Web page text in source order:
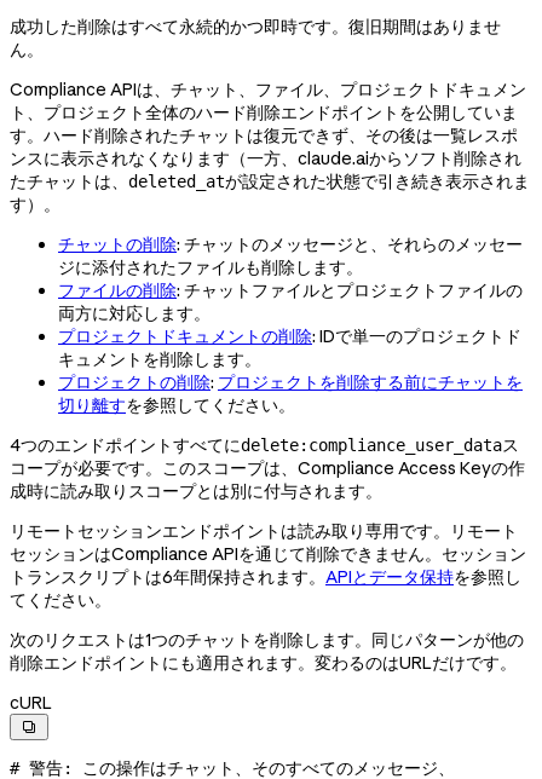
成功した削除はすべて永続的かつ即時です。復旧期間はありませ
ん。
Compliance APIは、チャット、ファイル、プロジェクトドキュメン
ト、プロジェクト全体のハード削除エンドポイントを公開していま
す。ハード削除されたチャットは復元できず、その後は一覧レスポ
ンスに表示されなくなります（一方、claude.aiからソフト削除され
たチャットは、 deleted_atが設定された状態で引き続き表示されま
す）。
チャットの削除: チャットのメッセージと、それらのメッセー
ジに添付されたファイルも削除します。
ファイルの削除: チャットファイルとプロジェクトファイルの
両方に対応します。
プロジェクトドキュメントの削除: IDで単一のプロジェクトド
キュメントを削除します。
プロジェクトの削除: プロジェクトを削除する前にチャットを
切り離すを参照してください。
4つのエンドポイントすべてにdelete:compliance_user_dataス
コープが必要です。このスコープは、Compliance Access Keyの作
成時に読み取りスコープとは別に付与されます。
リモートセッションエンドポイントは読み取り専用です。リモート
セッションはCompliance APIを通じて削除できません。セッション
トランスクリプトは6年間保持されます。 APIとデータ保持を参照し
てください。
次のリクエストは1つのチャットを削除します。同じパターンが他の
削除エンドポイントにも適用されます。変わるのはURLだけです。
cURL

# 警告: この操作はチャット、そのすべてのメッセージ、